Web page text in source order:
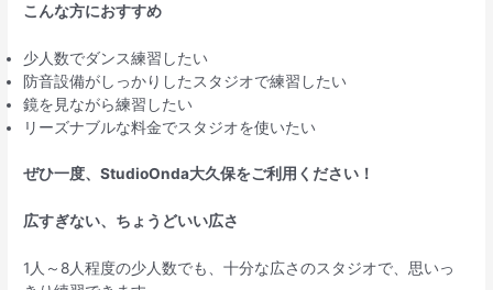
こんな方におすすめ
少人数でダンス練習したい
防音設備がしっかりしたスタジオで練習したい
鏡を見ながら練習したい
リーズナブルな料金でスタジオを使いたい
ぜひ一度、StudioOnda大久保をご利用ください！
広すぎない、ちょうどいい広さ
1人～8人程度の少人数でも、十分な広さのスタジオで、思いっ